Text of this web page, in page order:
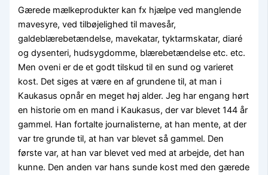
Gærede mælkeprodukter kan fx hjælpe ved manglende
mavesyre, ved tilbøjelighed til mavesår,
galdeblærebetændelse, mavekatar, tyktarmskatar, diaré
og dysenteri, hudsygdomme, blærebetændelse etc. etc.
Men oveni er de et godt tilskud til en sund og varieret
kost. Det siges at være en af grundene til, at man i
Kaukasus opnår en meget høj alder. Jeg har engang hørt
en historie om en mand i Kaukasus, der var blevet 144 år
gammel. Han fortalte journalisterne, at han mente, at der
var tre grunde til, at han var blevet så gammel. Den
første var, at han var blevet ved med at arbejde, det han
kunne. Den anden var hans sunde kost med den gærede